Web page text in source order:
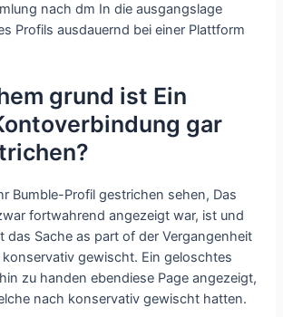
nach dm In die ausgangslage
Profils ausdauernd bei einer Plattform
grund ist Ein
gar
Bumble-Profil gestrichen sehen, Das
fortwahrend angezeigt war, ist und
das Sache as part of der Vergangenheit
gewischt. Ein geloschtes
zu handen ebendiese Page angezeigt,
nach konservativ gewischt hatten.